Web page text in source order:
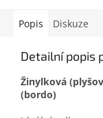
Popis Diskuze
Detailní popis
Žinylková
(bordo)